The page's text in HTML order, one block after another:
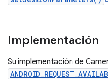
Implementación
Su implementación de